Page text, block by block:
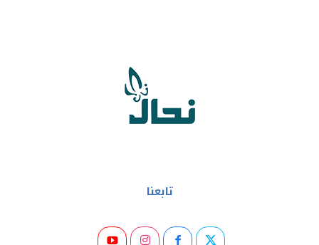
تابعنا